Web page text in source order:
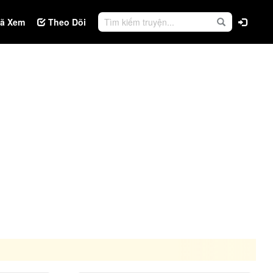
Xem Theo Dõi